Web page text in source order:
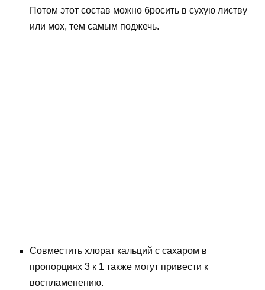
Потом этот состав можно бросить в сухую листву
или мох, тем самым поджечь.
Совместить хлорат кальций с сахаром в
пропорциях 3 к 1 также могут привести к
воспламенению.